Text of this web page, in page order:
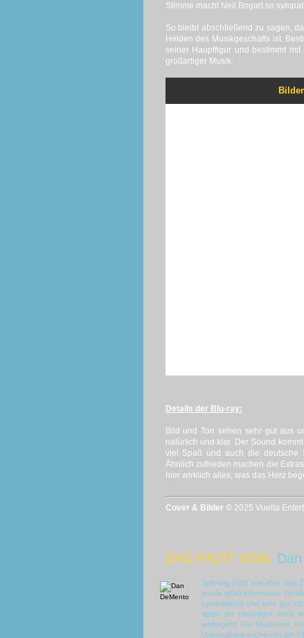
Stimme macht Neil Bogart so
So bleibt abschließend zu sagen,
Helden des Musikgeschäfts ist.
seiner Hauptfigur und bestimmt
großartiger Musik.
Details der Blu-ray:
Bild und Ton sehen sehr gut aus
natürlich und klar. Der Sound
viel Spaß und auch die deutsche
Ähnlich zufrieden machen die
hier wirklich alles, was das Herz
Cover & Bilder © 2025 Vuelta
DAS FAZIT VON:
Spinning Gold war eher eine
wurde glücklicherweise
sympathisch und sehr gut
agiert die Hauptfigur doch
weitergeht. Für Musikfans,
Unterhaltung suchen ist der